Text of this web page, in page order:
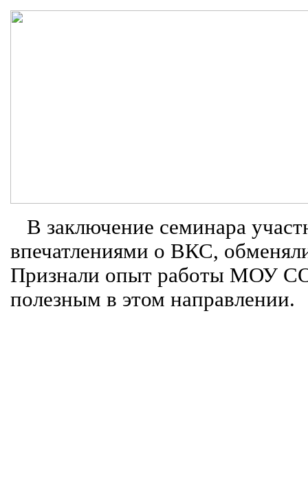
В заключение семинара
впечатлениями о ВКС,
Признали опыт работы МОУ
полезным в этом направлении.